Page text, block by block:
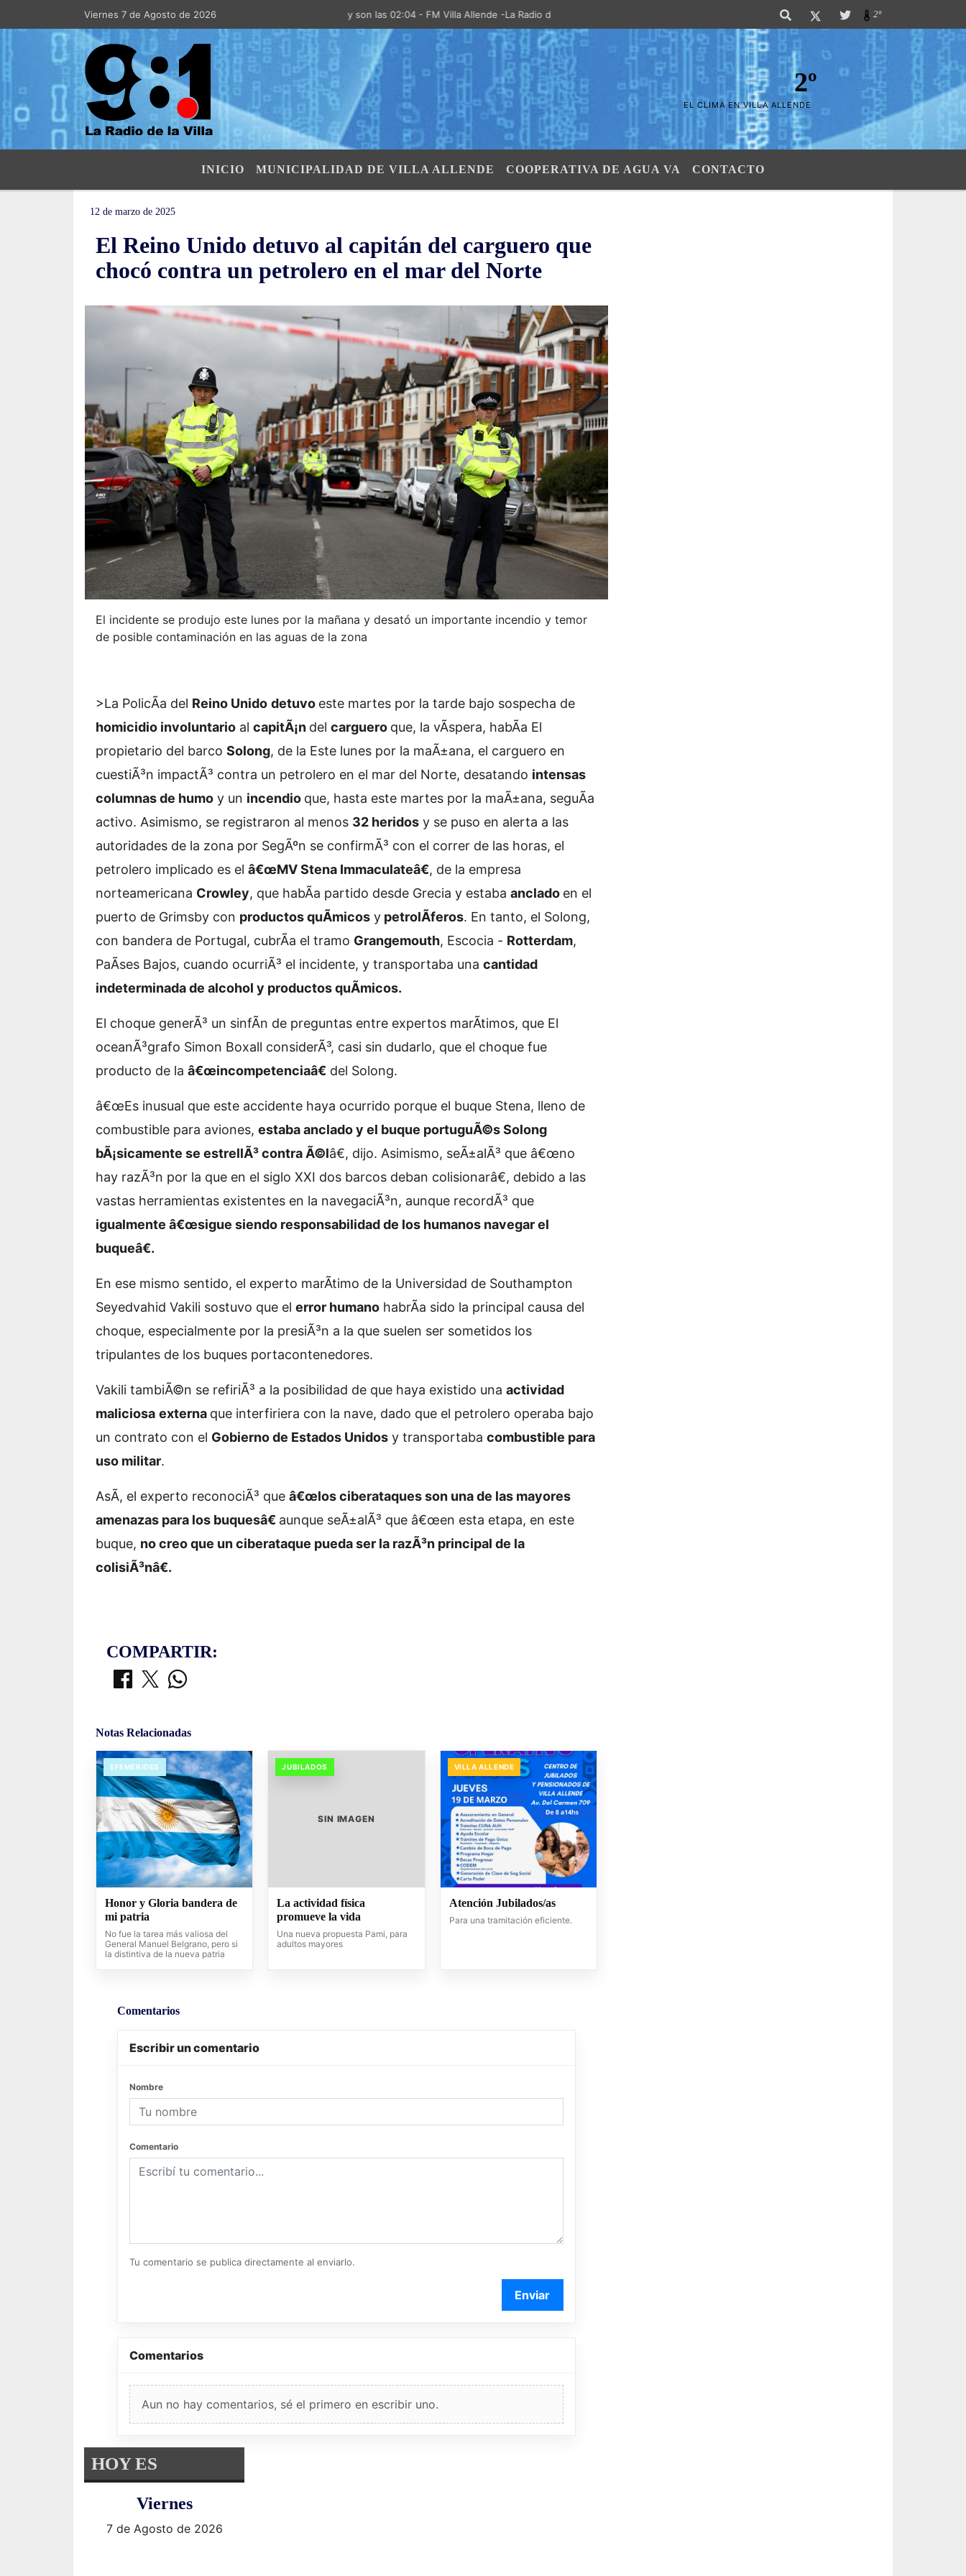
Viernes 7 de Agosto de 2026Hoy es Viernes 7 de Agosto de 2026 y son las 02:04 - FM Villa Allende -La Radio de la Villa- "El Aire de las Sierras". SI SU AVISO ESTA AQUÃ,..FELICITACIONES PUES..! "El
2º
2º
EL CLIMA EN VILLA ALLENDE
INICIO MUNICIPALIDAD DE VILLA ALLENDE COOPERATIVA DE AGUA VA CONTACTO
12 de marzo de 2025
El Reino Unido detuvo al capitán del carguero que
chocó contra un petrolero en el mar del Norte
El incidente se produjo este lunes por la mañana y desató un importante incendio y temor
de posible contaminación en las aguas de la zona
>La PolicÃ­a del Reino Unido detuvo este martes por la tarde bajo sospecha de
homicidio involuntario al capitÃ¡n del carguero que, la vÃ­spera, habÃ­a El
propietario del barco Solong, de la Este lunes por la maÃ±ana, el carguero en
cuestiÃ³n impactÃ³ contra un petrolero en el mar del Norte, desatando intensas
columnas de humo y un incendio que, hasta este martes por la maÃ±ana, seguÃ­a
activo. Asimismo, se registraron al menos 32 heridos y se puso en alerta a las
autoridades de la zona por SegÃºn se confirmÃ³ con el correr de las horas, el
petrolero implicado es el â€œMV Stena Immaculateâ€, de la empresa
norteamericana Crowley, que habÃ­a partido desde Grecia y estaba anclado en el
puerto de Grimsby con productos quÃ­micos y petrolÃ­feros. En tanto, el Solong,
con bandera de Portugal, cubrÃ­a el tramo Grangemouth, Escocia - Rotterdam,
PaÃ­ses Bajos, cuando ocurriÃ³ el incidente, y transportaba una cantidad
indeterminada de alcohol y productos quÃ­micos.
El choque generÃ³ un sinfÃ­n de preguntas entre expertos marÃ­timos, que El
oceanÃ³grafo Simon Boxall considerÃ³, casi sin dudarlo, que el choque fue
producto de la â€œincompetenciaâ€ del Solong.
â€œEs inusual que este accidente haya ocurrido porque el buque Stena, lleno de
combustible para aviones, estaba anclado y el buque portuguÃ©s Solong
bÃ¡sicamente se estrellÃ³ contra Ã©lâ€, dijo. Asimismo, seÃ±alÃ³ que â€œno
hay razÃ³n por la que en el siglo XXI dos barcos deban colisionarâ€, debido a las
vastas herramientas existentes en la navegaciÃ³n, aunque recordÃ³ que
igualmente â€œsigue siendo responsabilidad de los humanos navegar el
buqueâ€.
En ese mismo sentido, el experto marÃ­timo de la Universidad de Southampton
Seyedvahid Vakili sostuvo que el error humano habrÃ­a sido la principal causa del
choque, especialmente por la presiÃ³n a la que suelen ser sometidos los
tripulantes de los buques portacontenedores.
Vakili tambiÃ©n se refiriÃ³ a la posibilidad de que haya existido una actividad
maliciosa externa que interfiriera con la nave, dado que el petrolero operaba bajo
un contrato con el Gobierno de Estados Unidos y transportaba combustible para
uso militar.
AsÃ­, el experto reconociÃ³ que â€œlos ciberataques son una de las mayores
amenazas para los buquesâ€ aunque seÃ±alÃ³ que â€œen esta etapa, en este
buque, no creo que un ciberataque pueda ser la razÃ³n principal de la
colisiÃ³nâ€.
COMPARTIR:
Notas Relacionadas
EFEMERIDES
Honor y Gloria bandera de
mi patria
No fue la tarea más valiosa del
General Manuel Belgrano, pero si
la distintiva de la nueva patria
JUBILADOS
SIN IMAGEN
La actividad física
promueve la vida
Una nueva propuesta Pami, para
adultos mayores
VILLA ALLENDE
Atención Jubilados/as
Para una tramitación eficiente.
Comentarios
Escribir un comentario
Nombre
Comentario
Tu comentario se publica directamente al enviarlo.
Enviar
Comentarios
Aun no hay comentarios, sé el primero en escribir uno.
HOY ES
Viernes
7 de Agosto de 2026